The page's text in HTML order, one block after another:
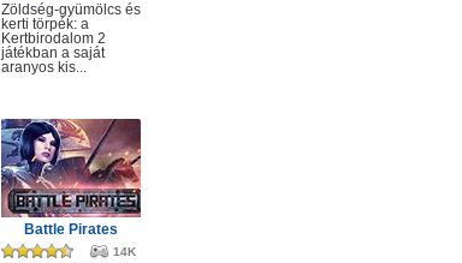
Zöldség-gyümölcs és
kerti törpék: a
Kertbirodalom 2
játékban a saját
aranyos kis...
Battle Pirates
14K